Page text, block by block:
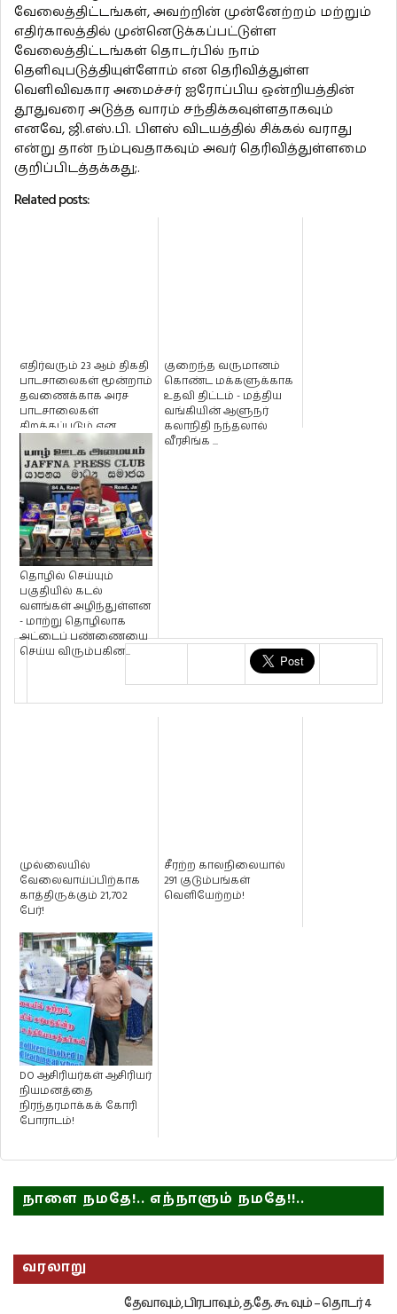
வேலைத்திட்டங்கள், அவற்றின் முன்னேற்றம் மற்றும்
எதிர்காலத்தில் முன்னெடுக்கப்பட்டுள்ள
வேலைத்திட்டங்கள் தொடர்பில் நாம்
தெளிவுபடுத்தியுள்ளோம் என தெரிவித்துள்ள
வெளிவிவகார அமைச்சர் ஐரோப்பிய ஒன்றியத்தின்
தூதுவரை அடுத்த வாரம் சந்திக்கவுள்ளதாகவும்
எனவே, ஜி.எஸ்.பி. பிளஸ் விடயத்தில் சிக்கல் வராது
என்று தான் நம்புவதாகவும் அவர் தெரிவித்துள்ளமை
குறிப்பிடத்தக்கது;.
Related posts:
எதிர்வரும் 23 ஆம் திகதி
பாடசாலைகள் மூன்றாம்
தவணைக்காக அரச
பாடசாலைகள்
திறக்கப்படும் என
தகவல்!
குறைந்த வருமானம்
கொண்ட மக்களுக்காக
உதவி திட்டம் - மத்திய
வங்கியின் ஆளுநர்
கலாநிதி நந்தலால்
வீரசிங்க ...
தொழில் செய்யும்
பகுதியில் கடல்
வளங்கள் அழிந்துள்ளன
- மாற்று தொழிலாக
அட்டைப் பண்ணையை
செய்ய விரும்பகின...
முல்லையில்
வேலைவாய்ப்பிற்காக
காத்திருக்கும் 21,702
பேர்!
சீரற்ற காலநிலையால்
291 குடும்பங்கள்
வெளியேற்றம்!
DO ஆசிரியர்கள் ஆசிரியர்
நியமனத்தை
நிரந்தரமாக்கக் கோரி
போராடம்!
நாளை நமதே!.. எந்நாளும் நமதே!!..
வரலாறு
தேவாவும், பிரபாவும், த.தே. கூ வும் – தொடர் 4